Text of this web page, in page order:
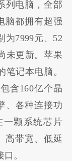
列电脑，全部
脑都拥有超强
为7999元、52
未更新。苹果
记本电脑。
含160亿个晶
、各种连接功
一颗系统芯片
高带宽、低延
。